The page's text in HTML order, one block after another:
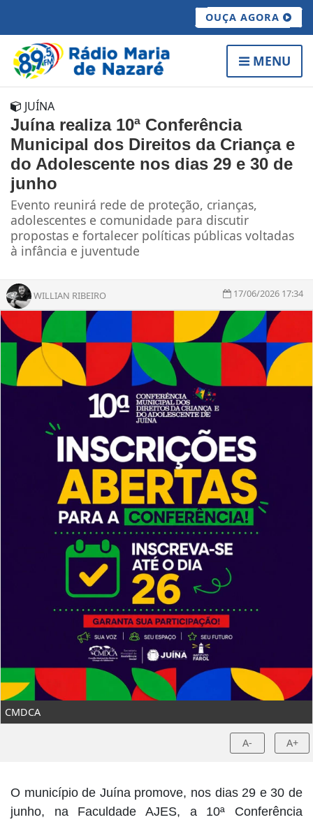
OUÇA AGORA
MENU
JUÍNA
Juína realiza 10ª Conferência
Municipal dos Direitos da Criança e
do Adolescente nos dias 29 e 30 de
junho
Evento reunirá rede de proteção, crianças,
adolescentes e comunidade para discutir
propostas e fortalecer políticas públicas voltadas
à infância e juventude
WILLIAN RIBEIRO 17/06/2026 17:34
CMDCA
A- A+
O município de Juína promove, nos dias 29 e 30 de
junho, na Faculdade AJES, a 10ª Conferência